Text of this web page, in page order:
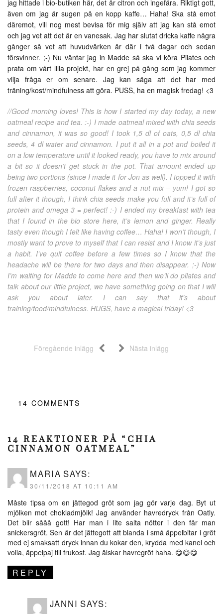
jag hittade i bio-butiken här, det är citron och ingefära. Riktigt gott,
även om jag är sugen på en kopp kaffe… Haha! Ska stå emot
däremot, vill nog mest bevisa för mig själv att jag kan stå emot
och jag vet att det är en vanesak. Jag har slutat dricka kaffe några
gånger så vet att huvudvärken är där i två dagar och sedan
försvinner. ;-) Nu väntar jag in Madde så ska vi köra Pilates och
prata om vårt lilla projekt, har en grej på gång som jag kommer
vilja fråga er om senare. Jag kan säga att det har med
träning/kost/mindfulness att göra. PUSS, ha en magisk fredag! <3
//Good morning loves! This is how I started my day today, a new
oatmeal recipe and tea. :-) I made oatmeal mixed with chia seeds
and cinnamon, it was so good! I took 1,5 dl of oats, 0,5 dl chia
seeds, 4 dl water and cinnamon. I put it all in a pot and boiled it
on a low temperature until it looked ready, you have to mix around
a bit so it doesn’t get stuck in the pot. That amount ended up
being two portions (since I made it for Jon as well). I topped it with
frozen raspberries, coconut flakes and a nut mix – yum! I got so
full after it though, I think chia seeds make you full and it’s full of
protein and omega 3 = perfect! :-) I ended my breakfast with tea
that I found in the bio store here, it’s lemon and ginger. Really
tasty even though I felt like having coffee… Haha! I won’t though, I
mostly want to prove to myself that I can resist and I know it’s just
a habit. I’ve quit coffee before a few times so I know that the
headache will be there for two days and then disappear. ;-) Now
I’m waiting for Madde to come here and then we’ll do pilates and
talk about our little project, we have something going on that I will
ask you about later. I can say that it’s about
training/food/mindfulness. HUGS, have a magical friday! <3
Föregående inlägg Nästa inlägg
14 COMMENTS
14 REAKTIONER PÅ “CHIA
CINNAMON OATMEAL”
MARIA SAYS:
30/11/2018 AT 10:11 AM
Måste tipsa om en jättegod gröt som jag gör varje dag. Byt ut
mjölken mot chokladmjölk! Jag använder havredryck från Oatly.
Det blir sååå gott! Har man i lite salta nötter i den får man
snickersgröt. Sen är det jättegott att blanda i små äppelbitar i gröt
med ej smaksatt dryck innan du kokar den, krydda med kanel och
voila, äppelpaj till frukost. Jag älskar havregröt haha. 😋😋😋
REPLY
JANNI SAYS: